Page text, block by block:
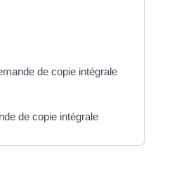
de copie intégrale
de copie intégrale